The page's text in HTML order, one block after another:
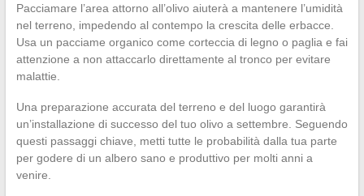
Pacciamare l’area attorno all’olivo aiuterà a mantenere l’umidità
nel terreno, impedendo al contempo la crescita delle erbacce.
Usa un pacciame organico come corteccia di legno o paglia e fai
attenzione a non attaccarlo direttamente al tronco per evitare
malattie.
Una preparazione accurata del terreno e del luogo garantirà
un’installazione di successo del tuo olivo a settembre. Seguendo
questi passaggi chiave, metti tutte le probabilità dalla tua parte
per godere di un albero sano e produttivo per molti anni a
venire.